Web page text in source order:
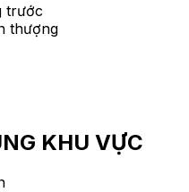
trước
thượng
KHU VỰC